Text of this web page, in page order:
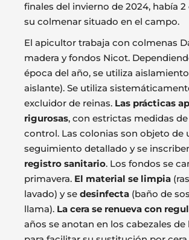
finales del invierno de 2024, había
su colmenar situado en el campo.
El apicultor trabaja con colmenas
madera y fondos Nicot.
época del año, se utiliza
aislante). Se utiliza
excluidor de reinas. Las prácticas
rigurosas, con estrictas medidas
control. Las colonias son objeto de
seguimiento detallado y se
registro sanitario. Los fondos se
primavera. El material se limpia
lavado) y se desinfecta (baño de
llama). La cera se renueva con
años se anotan en los cabezales de